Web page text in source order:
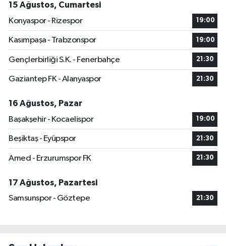
15 Ağustos, Cumartesi
Konyaspor - Rizespor
19:00
Kasımpaşa - Trabzonspor 19:00
Gençlerbirliği S.K. - Fenerbahçe 21:30
Gaziantep FK - Alanyaspor 21:30
16 Ağustos, Pazar
Başakşehir - Kocaelispor
19:00
Beşiktaş - Eyüpspor 21:30
Amed - Erzurumspor FK 21:30
17 Ağustos, Pazartesi
Samsunspor - Göztepe
21:30